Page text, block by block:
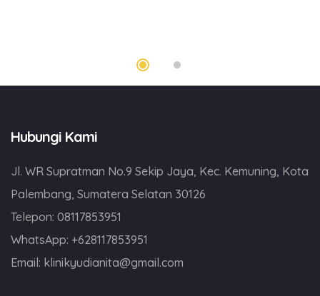
Hubungi Kami
Jl. WR Supratman No.9 Sekip Jaya, Kec. Kemuning, Kota
Palembang, Sumatera Selatan 30126
Telepon: 08117853951
WhatsApp: +628117853951
Email: klinikyudianita@gmail.com